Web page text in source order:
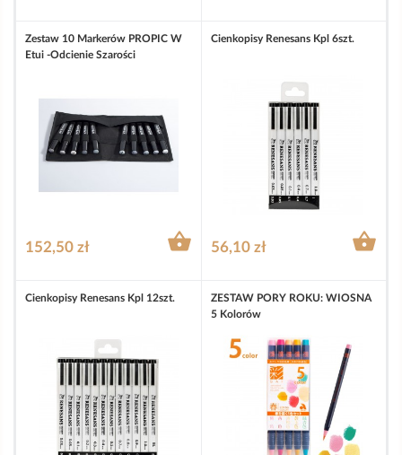
Zestaw 10 Markerów PROPIC W
Etui -odcienie Szarości
152,50 zł 
Cienkopisy Renesans Kpl 6szt.
56,10 zł 
Cienkopisy Renesans Kpl 12szt.
ZESTAW PORY ROKU: WIOSNA
5 Kolorów